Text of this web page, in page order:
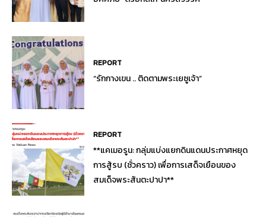
REPORT
“รักกางเขน .. ติดตามพระเยซูเจ้า”
REPORT
**แคเมอรูน: กลุ่มแบ่งแยกดินแดนประกาศหยุด
การสู้รบ (ชั่วคราว) เพื่อการเสด็จเยือนของ
สมเด็จพระสันตะปาปา**